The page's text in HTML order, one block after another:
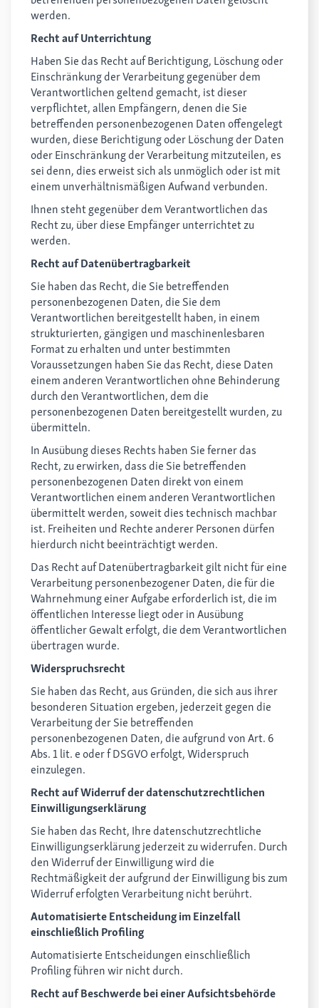
werden.
Recht auf Unterrichtung
Haben Sie das Recht auf Berichtigung, Löschung oder
Einschränkung der Verarbeitung gegenüber dem
Verantwortlichen geltend gemacht, ist dieser
verpflichtet, allen Empfängern, denen die Sie
betreffenden personenbezogenen Daten offengelegt
wurden, diese Berichtigung oder Löschung der Daten
oder Einschränkung der Verarbeitung mitzuteilen, es
sei denn, dies erweist sich als unmöglich oder ist mit
einem unverhältnismäßigen Aufwand verbunden.
Ihnen steht gegenüber dem Verantwortlichen das
Recht zu, über diese Empfänger unterrichtet zu
werden.
Recht auf Datenübertragbarkeit
Sie haben das Recht, die Sie betreffenden
personenbezogenen Daten, die Sie dem
Verantwortlichen bereitgestellt haben, in einem
strukturierten, gängigen und maschinenlesbaren
Format zu erhalten und unter bestimmten
Voraussetzungen haben Sie das Recht, diese Daten
einem anderen Verantwortlichen ohne Behinderung
durch den Verantwortlichen, dem die
personenbezogenen Daten bereitgestellt wurden, zu
übermitteln.
In Ausübung dieses Rechts haben Sie ferner das
Recht, zu erwirken, dass die Sie betreffenden
personenbezogenen Daten direkt von einem
Verantwortlichen einem anderen Verantwortlichen
übermittelt werden, soweit dies technisch machbar
ist. Freiheiten und Rechte anderer Personen dürfen
hierdurch nicht beeinträchtigt werden.
Das Recht auf Datenübertragbarkeit gilt nicht für eine
Verarbeitung personenbezogener Daten, die für die
Wahrnehmung einer Aufgabe erforderlich ist, die im
öffentlichen Interesse liegt oder in Ausübung
öffentlicher Gewalt erfolgt, die dem Verantwortlichen
übertragen wurde.
Widerspruchsrecht
Sie haben das Recht, aus Gründen, die sich aus ihrer
besonderen Situation ergeben, jederzeit gegen die
Verarbeitung der Sie betreffenden
personenbezogenen Daten, die aufgrund von Art. 6
Abs. 1 lit. e oder f DSGVO erfolgt, Widerspruch
einzulegen.
Recht auf Widerruf der datenschutzrechtlichen
Einwilligungserklärung
Sie haben das Recht, Ihre datenschutzrechtliche
Einwilligungserklärung jederzeit zu widerrufen. Durch
den Widerruf der Einwilligung wird die
Rechtmäßigkeit der aufgrund der Einwilligung bis zum
Widerruf erfolgten Verarbeitung nicht berührt.
Automatisierte Entscheidung im Einzelfall
einschließlich Profiling
Automatisierte Entscheidungen einschließlich
Profiling führen wir nicht durch.
Recht auf Beschwerde bei einer Aufsichtsbehörde